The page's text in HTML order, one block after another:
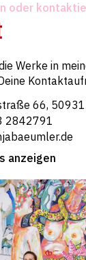
oder
Werke in
66,
2842791
anzeigen